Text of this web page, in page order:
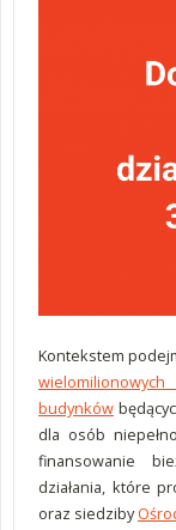
Kontekstem
budynków
dla osób
finansowanie
działania, które
oraz siedziby